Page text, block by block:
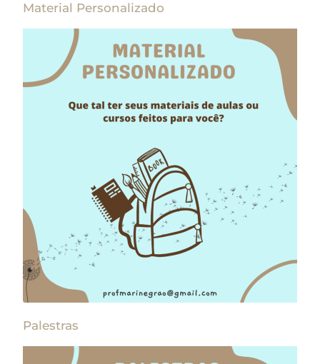
Material Personalizado
Palestras